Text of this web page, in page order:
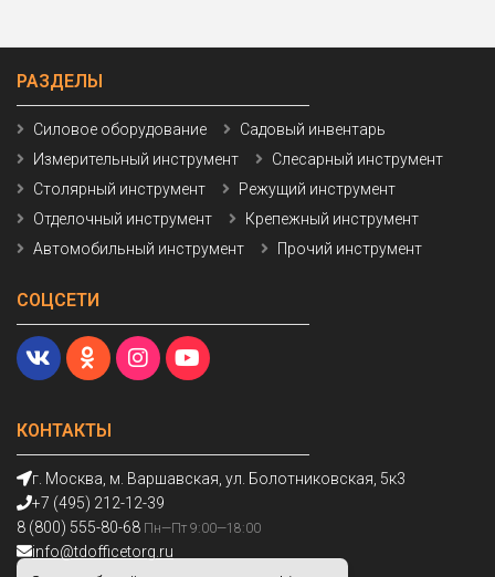
КОНТАКТЫ
г. Москва, м. Варшавская, ул. Болотниковская, 5к3
+7 (495) 212-12-39
8 (800) 555-80-68 Пн—Пт 9:00—18:00
info@tdofficetorg.ru
РАЗДЕЛЫ
Силовое оборудование
Садовый инвентарь
Измерительный инструмент
Слесарный инструмент
Столярный инструмент
Режущий инструмент
Отделочный инструмент
Крепежный инструмент
Автомобильный инструмент
Прочий инструмент
СОЦСЕТИ